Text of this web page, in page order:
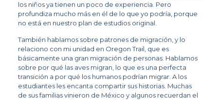
los niños ya tienen un poco de experiencia. Pero
profundiza mucho más en él de lo que yo podría, porque
no está en nuestro plan de estudios original.
También hablamos sobre patrones de migración, y lo
relaciono con mi unidad en Oregon Trail, que es
básicamente una gran migración de personas. Hablamos
sobre por qué las aves migran, lo que es una perfecta
transición a por qué los humanos podrían migrar. A los
estudiantes les encanta compartir sus historias. Muchas
de sus familias vinieron de México y algunos recuerdan el